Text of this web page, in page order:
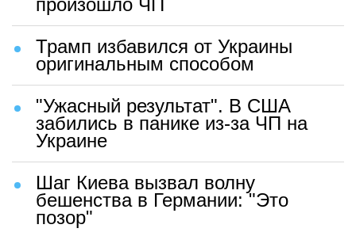
произошло ЧП
Трамп избавился от Украины
оригинальным способом
"Ужасный результат". В США
забились в панике из-за ЧП на
Украине
Шаг Киева вызвал волну
бешенства в Германии: "Это
позор"